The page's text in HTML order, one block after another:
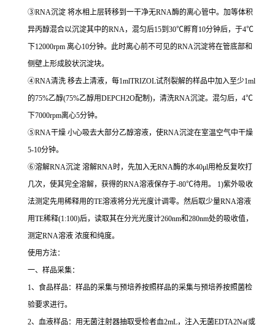
③RNA沉淀 将水相上层转移到一干净无RNA酶的离心管中。加等体积
异丙醇混合以沉淀其中的RNA，混匀后15到 30℃孵育10分钟后，于4℃
下12000rpm 离心10分钟。此时离心前不可见的RNA沉淀将在管底部和
侧壁上形成胶状沉淀块。
④RNA清洗 移去上清液，每1mlTRIZOL试剂裂解的样品中加入至少1ml
的75%乙醇(75%乙醇用DEPCH2O配制 )，清洗RNA沉淀。混匀后， 4℃
下7000rpm离心5分钟。
⑤RNA干燥 小心吸去大部分乙醇溶液，使RNA沉淀在室温空气中干燥
5-10分钟。
⑥溶解RNA沉淀 溶解RNA时，先加入无RNA酶的水40μl用枪反复吹打
几次，使其完全溶解，获得的RNA溶液保存于-80℃待用。 1)紫外吸收
法测定先用稀释用的TE溶液将分光光度计调零。然后取少量RNA溶液
用TE稀释(1:100)后，读取其在分光光度计260nm和280nm处的吸收值，
测定RNA溶液 浓度和纯度。
使用方法：
一、样品采集：
1、食品样品：样品的采集与预培养按照样品的采集与预培养按照菌检
验要求进行。
2、血液样品：用无菌注射器抽取受检者血2mL，注入无菌EDTA2Na(或